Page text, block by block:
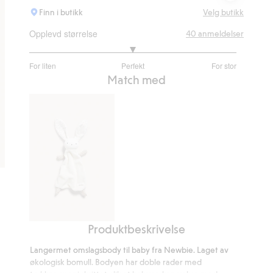
Finn i butikk Velg butikk
Opplevd størrelse
For liten Perfekt For stor
av
40 anmeldelser
Match med
Produktbeskrivelse
Langermet omslagsbody til baby fra Newbie. Laget av
økologisk bomull. Bodyen har doble rader med